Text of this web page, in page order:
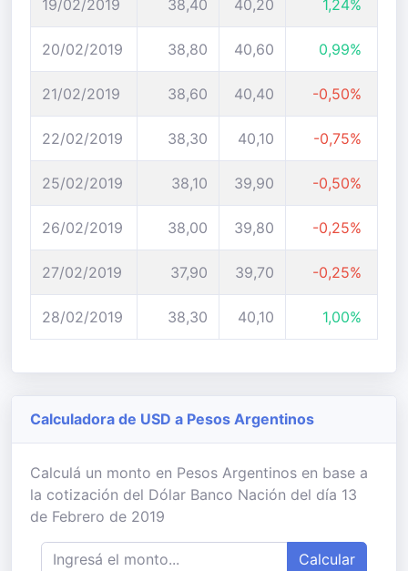
19/02/2019 38,40 40,20 1,24%
20/02/2019 38,80 40,60 0,99%
21/02/2019 38,60 40,40 -0,50%
22/02/2019 38,30 40,10 -0,75%
25/02/2019 38,10 39,90 -0,50%
26/02/2019 38,00 39,80 -0,25%
27/02/2019 37,90 39,70 -0,25%
28/02/2019 38,30 40,10 1,00%
Calculadora de USD a Pesos Argentinos
Calculá un monto en Pesos Argentinos en base a
la cotización del Dólar Banco Nación del día 13
de Febrero de 2019
Calcular